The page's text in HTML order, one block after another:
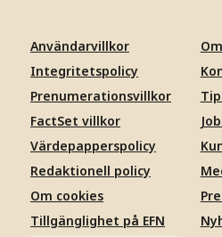
Användarvillkor
Integritetspolicy
Prenumerationsvillkor
FactSet villkor
Värdepapperspolicy
Redaktionell policy
Om cookies
Tillgänglighet på EFN